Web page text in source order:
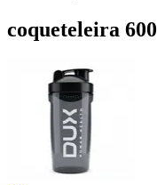
coqueteleira 600